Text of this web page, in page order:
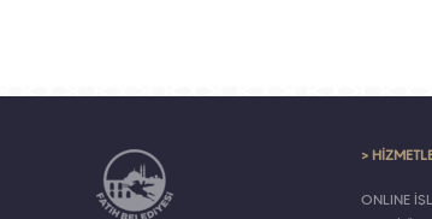
>
ONLINE